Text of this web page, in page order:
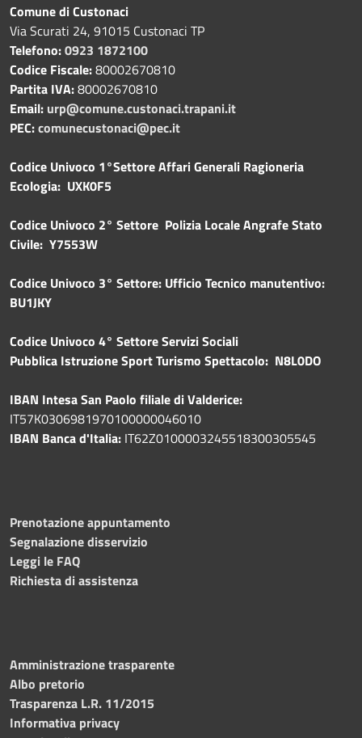
Comune di Custonaci
Via Scurati 24, 91015 Custonaci TP
Telefono:0923 1872100
Codice Fiscale:80002670810
Partita IVA:80002670810
Email: urp@comune.custonaci.trapani.it
PEC:comunecustonaci@pec.it
Codice Univoco 1°Settore Affari Generali Ragioneria
Ecologia: UXK0F5
Codice Univoco 2° Settore Polizia Locale Angrafe Stato
Civile: Y7553W
Codice Univoco 3° Settore: Ufficio Tecnico manutentivo:
BU1JKY
Codice Univoco 4° Settore Servizi Sociali
Pubblica Istruzione Sport Turismo Spettacolo: N8L0DO
IBAN Intesa San Paolo filiale di Valderice:
IT57K0306981970100000046010
IBAN Banca d'Italia: IT62Z0100003245518300305545
Prenotazione appuntamento
Segnalazione disservizio
Leggi le FAQ
Richiesta di assistenza
Amministrazione trasparente
Albo pretorio
Trasparenza L.R. 11/2015
Informativa privacy